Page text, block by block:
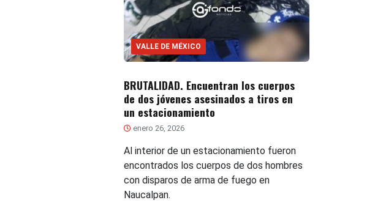
VALLE DE MÉXICO
BRUTALIDAD. Encuentran los cuerpos
de dos jóvenes asesinados a tiros en
un estacionamiento
enero 26, 2026
Al interior de un estacionamiento fueron
encontrados los cuerpos de dos hombres
con disparos de arma de fuego en
Naucalpan.